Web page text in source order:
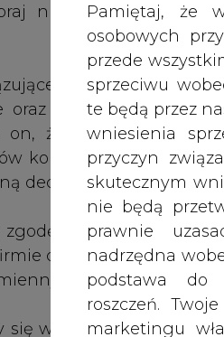
Pamiętaj, że
osobowych
przede
sprzeciwu
te będą przez
wniesienia
przyczyn
skutecznym
nie będą
prawnie
nadrzędna
podstawa do
roszczeń.
marketingu
niemiecka komisja
w Niemczech
komisję
on, że korzyści dla
komisja
decyzję.
na przejęcie
chemicznej Degussa
się w tę zamianę, gdyby